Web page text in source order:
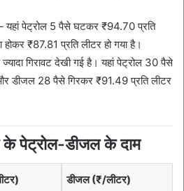
— यहां पेट्रोल 5 पैसे घटकर ₹94.70 प्रति
₹87.81 प्रति लीटर हो गया है।
ज्यादा गिरावट देखी गई है। यहां पेट्रोल 30 पैसे
डीजल 28 पैसे गिरकर ₹91.49 प्रति लीटर
के पेट्रोल-डीजल के दाम
डीजल (₹/लीटर)